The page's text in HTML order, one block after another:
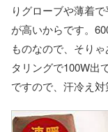
りグローブや薄着
が高いからです。
ものなので、そり
タリングで100W出
ですので、汗冷え対